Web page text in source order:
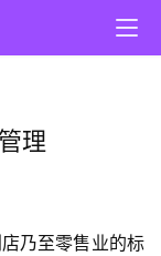
理
乃至零售业的标